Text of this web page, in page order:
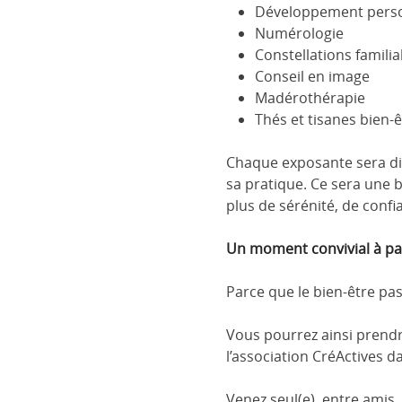
Développement
Numérologie
Constellations
Conseil en image
Madérothérapie
Thés et tisanes bien-
Chaque exposante sera
sa pratique. Ce sera une
plus de sérénité, de
Un moment convivial à
Parce que le bien-être
Vous pourrez ainsi
l’association CréActives